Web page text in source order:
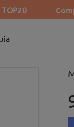
TOP20